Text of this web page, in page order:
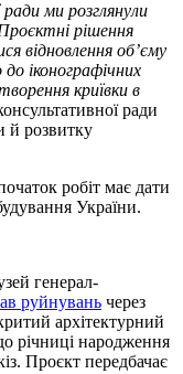
ради ми розглянули
рішення
відновлення об’єму
іконографічних
криївки в
ради
й розвитку
робіт має дати
України.
генерал-
руйнувань через
архітектурний
річниці народження
Проєкт передбачає